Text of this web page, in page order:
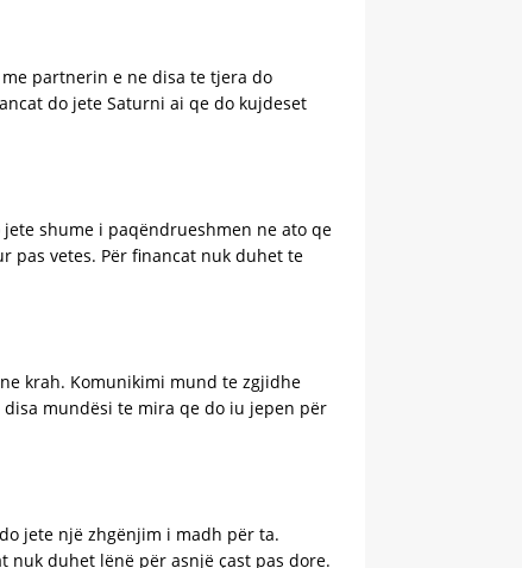
partnerin e ne disa te tjera do
do jete Saturni ai qe do kujdeset
shume i paqëndrueshmen ne ato qe
pas vetes. Për financat nuk duhet te
krah. Komunikimi mund te zgjidhe
mundësi te mira qe do iu jepen për
jete një zhgënjim i madh për ta.
duhet lënë për asnjë çast pas dore.